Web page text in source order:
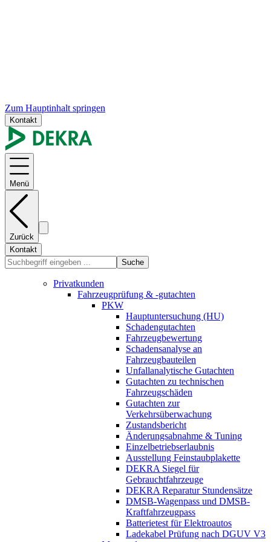
Zum Hauptinhalt springen
Kontakt
Menü
Zurück
Kontakt
Suche
Privatkunden
Fahrzeugprüfung & -gutachten
PKW
Hauptuntersuchung (HU)
Schadengutachten
Fahrzeugbewertung
Schadensanalyse an
Fahrzeugbauteilen
Unfallanalytische Gutachten
Gutachten zu technischen
Fahrzeugschäden
Gutachten zur
Verkehrsüberwachung
Zustandsbericht
Änderungsabnahme & Tuning
Einzelbetriebserlaubnis
Ausstellung Feinstaubplakette
DEKRA Siegel für
Gebrauchtfahrzeuge
DEKRA Reparatur Stundensätze
DMSB-Wagenpass und DMSB-
Kraftfahrzeugpass
Batterietest für Elektroautos
Ladekabel Prüfung nach DGUV V3